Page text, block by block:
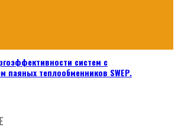
систем с
паяных теплообменников SWEP.